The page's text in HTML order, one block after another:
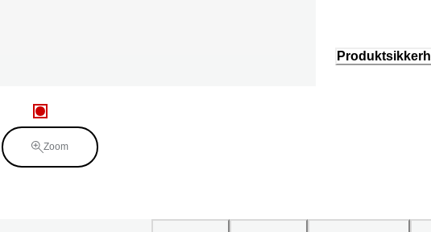
Zoom